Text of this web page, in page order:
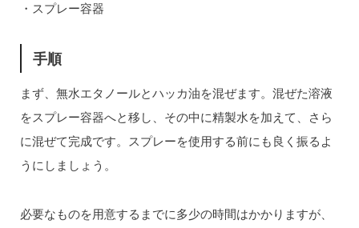
・スプレー容器
手順
まず、無水エタノールとハッカ油を混ぜます。混ぜた溶液
をスプレー容器へと移し、その中に精製水を加えて、さら
に混ぜて完成です。スプレーを使用する前にも良く振るよ
うにしましょう。
必要なものを用意するまでに多少の時間はかかりますが、